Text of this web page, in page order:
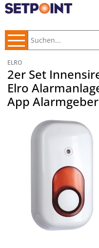
ELRO
2er Set
Elro
App Alarmgeber